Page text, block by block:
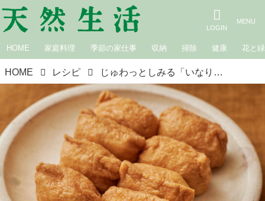
HOME 家庭料理 季節の家仕事 収納 掃除 健康 花と緑
HOME レシピ じゅわっとしみる「いなり寿司」のつくり方。油揚げをおいしく煮るコツと“関東風いなり”の基本レシピ／料理研究家・しらいのりこさん